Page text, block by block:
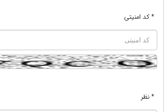
* کد امنیتی
* نظر